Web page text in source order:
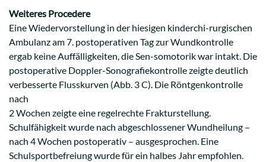
Weiteres Procedere
Eine Wiedervorstellung in der hiesigen kinderchi-rurgischen
Ambulanz am 7. postoperativen Tag zur Wundkontrolle
ergab keine Auffälligkeiten, die Sen-somotorik war intakt. Die
postoperative Doppler-Sonografiekontrolle zeigte deutlich
verbesserte Flusskurven (Abb. 3 C). Die Röntgenkontrolle
nach
2 Wochen zeigte eine regelrechte Frakturstellung.
Schulfähigkeit wurde nach abgeschlossener Wundheilung –
nach 4 Wochen postoperativ – ausgesprochen. Eine
Schulsportbefreiung wurde für ein halbes Jahr empfohlen.